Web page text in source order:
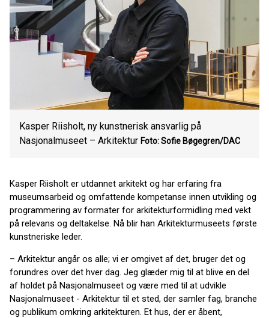
Kasper Riisholt, ny kunstnerisk ansvarlig på
Nasjonalmuseet – Arkitektur Foto: Sofie Bøgegren/DAC
Kasper Riisholt er utdannet arkitekt og har erfaring fra
museumsarbeid og omfattende kompetanse innen utvikling og
programmering av formater for arkitekturformidling med vekt
på relevans og deltakelse. Nå blir han Arkitekturmuseets første
kunstneriske leder.
– Arkitektur angår os alle; vi er omgivet af det, bruger det og
forundres over det hver dag. Jeg glæder mig til at blive en del
af holdet på Nasjonalmuseet og være med til at udvikle
Nasjonalmuseet - Arkitektur til et sted, der samler fag, branche
og publikum omkring arkitekturen. Et hus, der er åbent,